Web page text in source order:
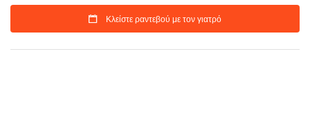
Κλείστε ραντεβού με τον γιατρό